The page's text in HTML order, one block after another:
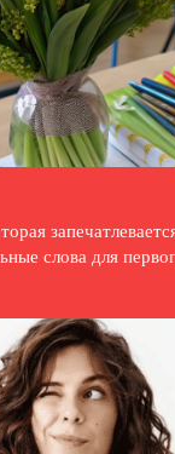
слова для